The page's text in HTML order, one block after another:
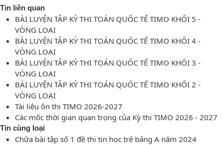
Tin liên quan
BÀI LUYỆN TẬP KỲ THI TOÁN QUỐC TẾ TIMO KHỐI 5 -
VÒNG LOẠI
BÀI LUYỆN TẬP KỲ THI TOÁN QUỐC TẾ TIMO KHỐI 4 -
VÒNG LOẠI
BÀI LUYỆN TẬP KỲ THI TOÁN QUỐC TẾ TIMO KHỐI 3 -
VÒNG LOẠI
BÀI LUYỆN TẬP KỲ THI TOÁN QUỐC TẾ TIMO KHỐI 2 -
VÒNG LOẠI
Tài liệu ôn thi TIMO 2026-2027
Các mốc thời gian quan trọng của Kỳ thi TIMO 2026 - 2027
Tin cùng loại
Chữa bài tập số 1 đề thi tin học trẻ bảng A năm 2024